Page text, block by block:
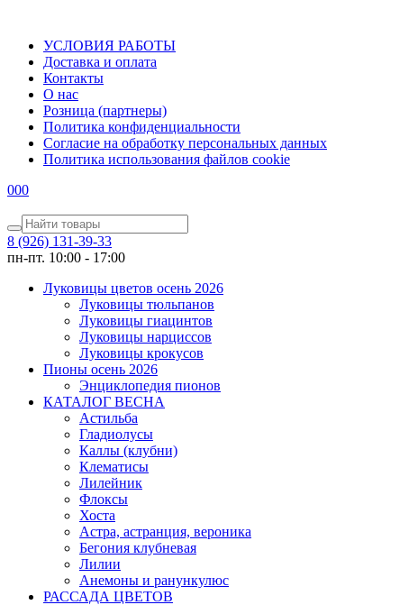
УСЛОВИЯ РАБОТЫ
Доставка и оплата
Контакты
О наc
Розница (партнеры)
Политика конфиденциальности
Согласие на обработку персональных данных
Политика использования файлов сookie
000
8 (926) 131-39-33
пн-пт. 10:00 - 17:00
Луковицы цветов осень 2026
Луковицы тюльпанов
Луковицы гиацинтов
Луковицы нарциссов
Луковицы крокусов
Пионы осень 2026
Энциклопедия пионов
КАТАЛОГ ВЕСНА
Астильба
Гладиолусы
Каллы (клубни)
Клематисы
Лилейник
Флоксы
Хоста
Астра, астранция, вероника
Бегония клубневая
Лилии
Анемоны и ранункулюс
РАССАДА ЦВЕТОВ